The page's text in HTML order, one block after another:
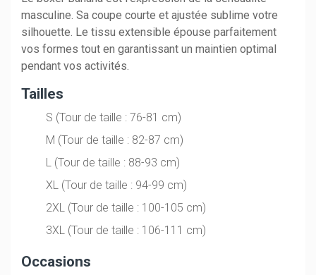
masculine. Sa coupe courte et ajustée sublime votre
silhouette. Le tissu extensible épouse parfaitement
vos formes tout en garantissant un maintien optimal
pendant vos activités.
Tailles
S (Tour de taille : 76-81 cm)
M (Tour de taille : 82-87 cm)
L (Tour de taille : 88-93 cm)
XL (Tour de taille : 94-99 cm)
2XL (Tour de taille : 100-105 cm)
3XL (Tour de taille : 106-111 cm)
Occasions